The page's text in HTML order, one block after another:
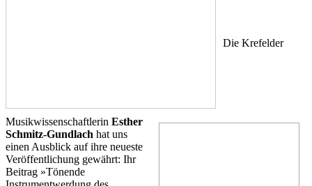
Die Krefelder
Musikwissenschaftlerin Esther
Schmitz-Gundlach hat uns
einen Ausblick auf ihre neueste
Veröffentlichung gewährt: Ihr
Beitrag »Tönende